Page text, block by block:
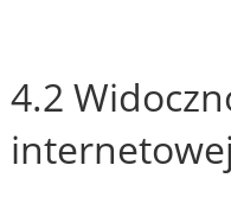
4.2
internetowej